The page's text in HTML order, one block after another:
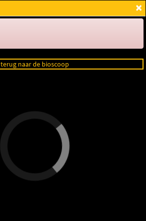
Login
×
terug naar de bioscoop